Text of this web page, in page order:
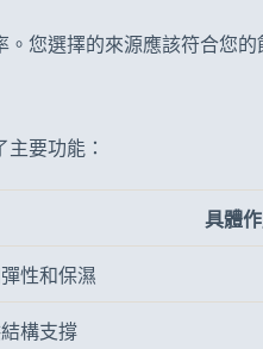
您選擇的來源應該符合您的
要功能：
具體作
性和保濕
構支撐